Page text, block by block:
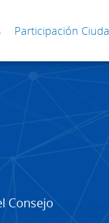
Participación
Consejo